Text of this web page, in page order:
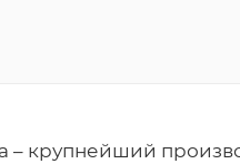
– крупнейший